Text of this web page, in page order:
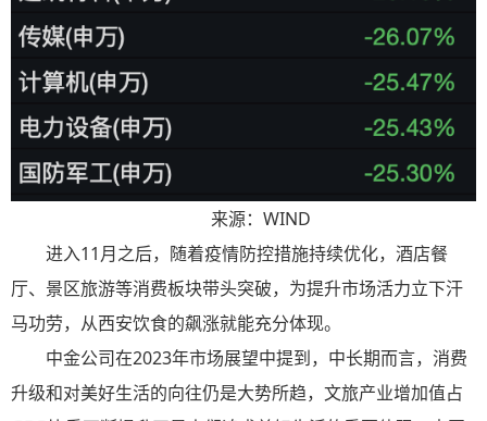
来源：WIND
进入11月之后，随着疫情防控措施持续优化，酒店餐
厅、景区旅游等消费板块带头突破，为提升市场活力立下汗
马功劳，从西安饮食的飙涨就能充分体现。
中金公司在2023年市场展望中提到，中长期而言，消费
升级和对美好生活的向往仍是大势所趋，文旅产业增加值占